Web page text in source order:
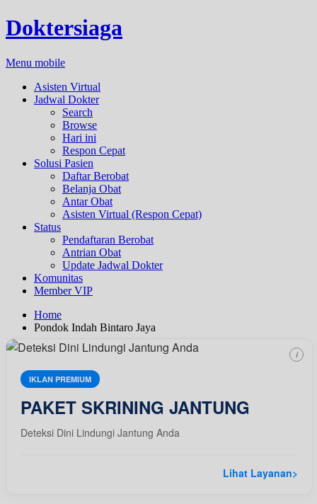
Doktersiaga
Menu mobile
Asisten Virtual
Jadwal Dokter
Search
Browse
Hari ini
Respon Cepat
Solusi Pasien
Daftar Berobat
Belanja Obat
Antar Obat
Asisten Virtual (Respon Cepat)
Status
Pendaftaran Berobat
Antrian Obat
Update Jadwal Dokter
Komunitas
Member VIP
Home
Pondok Indah Bintaro Jaya
IKLAN PREMIUM
PAKET SKRINING JANTUNG
Deteksi Dini Lindungi Jantung Anda
Lihat Layanan>
i